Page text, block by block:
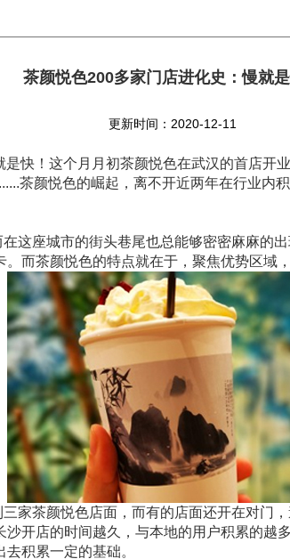
茶颜悦色200多家门店进化史：慢就是
更新时间：2020-12-11
是快！这个月月初茶颜悦色在武汉的首店开
茶颜悦色的崛起，离不开近两年在行业内
这座城市的街头巷尾也总能够密密麻麻的
而茶颜悦色的特点就在于，聚焦优势区域
家茶颜悦色店面，而有的店面还开在对门
开店的时间越久，与本地的用户积累的越
积累一定的基础。